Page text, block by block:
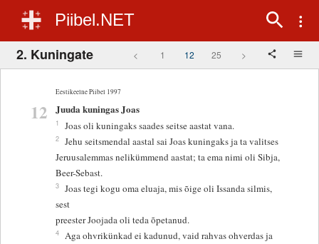
Piibel.NET
2. Kuningate < 1 12 25 >
Eestikeelne Piibel 1997
12 Juuda kuningas Joas
1 Joas oli kuningaks saades seitse aastat vana.
2 Jehu seitsmendal aastal sai Joas kuningaks ja ta valitses
Jeruusalemmas nelikümmend aastat; ta ema nimi oli Sibja,
Beer-Sebast.
3 Joas tegi kogu oma eluaja, mis õige oli Issanda silmis,
sest
preester Joojada oli teda õpetanud.
4 Aga ohvrikünkad ei kadunud, vaid rahvas ohverdas ja